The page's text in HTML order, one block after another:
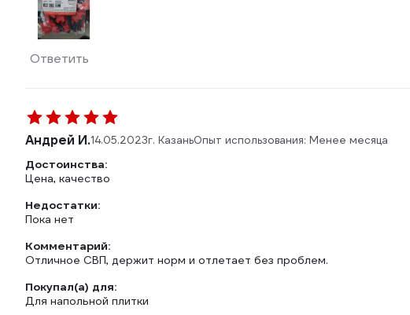
Ответить
Андрей И.14.05.2023г. КазаньОпыт использования: Менее месяца
Достоинства:
Цена, качество
Недостатки:
Пока нет
Комментарий:
Отличное СВП, держит норм и отлетает без проблем.
Покупал(а) для:
Для напольной плитки